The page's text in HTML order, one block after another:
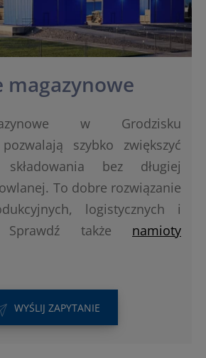
magazynowe
w Grodzisku
szybko zwiększyć
składowania bez długiej
To dobre rozwiązanie
logistycznych i
Sprawdź także namioty
WYŚLIJ ZAPYTANIE